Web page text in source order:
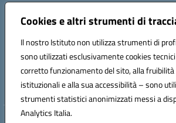
Cookies e altri strumenti di
Il nostro Istituto non utilizza strumenti di
sono utilizzati esclusivamente cookies
corretto funzionamento del sito, alla fruibilità
istituzionali e alla sua accessibilità – sono
strumenti statistici anonimizzati messi a
Analytics Italia.
Indirizzo:
Centralino:0882 331218 Email:
Codice fiscale: 93071630714
Codice meccanografico:
FGPS210002
Codice unico di fatturazione (CUF): UF7W9K